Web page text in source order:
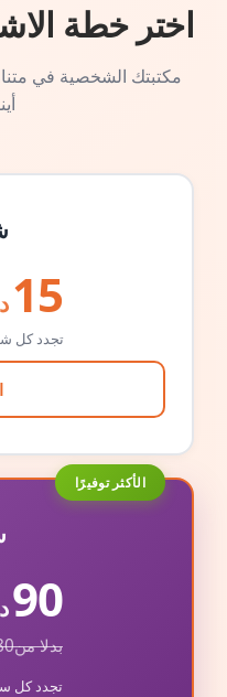
اختر خطة
مكتبتك الشخصية في
15
تجدد كل
الأكثر توفيرًا
90
بدلا من
تجدد كل